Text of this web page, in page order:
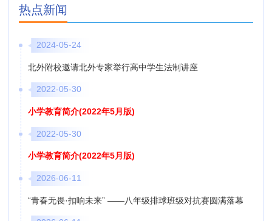
热点新闻
2024-05-24
北外附校邀请北外专家举行高中学生法制讲座
2022-05-30
小学教育简介(2022年5月版)
2022-05-30
小学教育简介(2022年5月版)
2026-06-11
“青春无畏·扣响未来” ——八年级排球班级对抗赛圆满落幕